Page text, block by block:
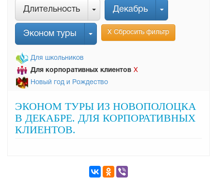
Длительность Декабрь
Эконом туры Х Сбросить фильтр
Для школьников
Для корпоративных клиентов Х
Новый год и Рождество
ЭКОНОМ ТУРЫ ИЗ НОВОПОЛОЦКА
В ДЕКАБРЕ. ДЛЯ КОРПОРАТИВНЫХ
КЛИЕНТОВ.